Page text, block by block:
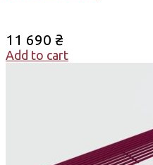
11 690 ₴
Add to cart